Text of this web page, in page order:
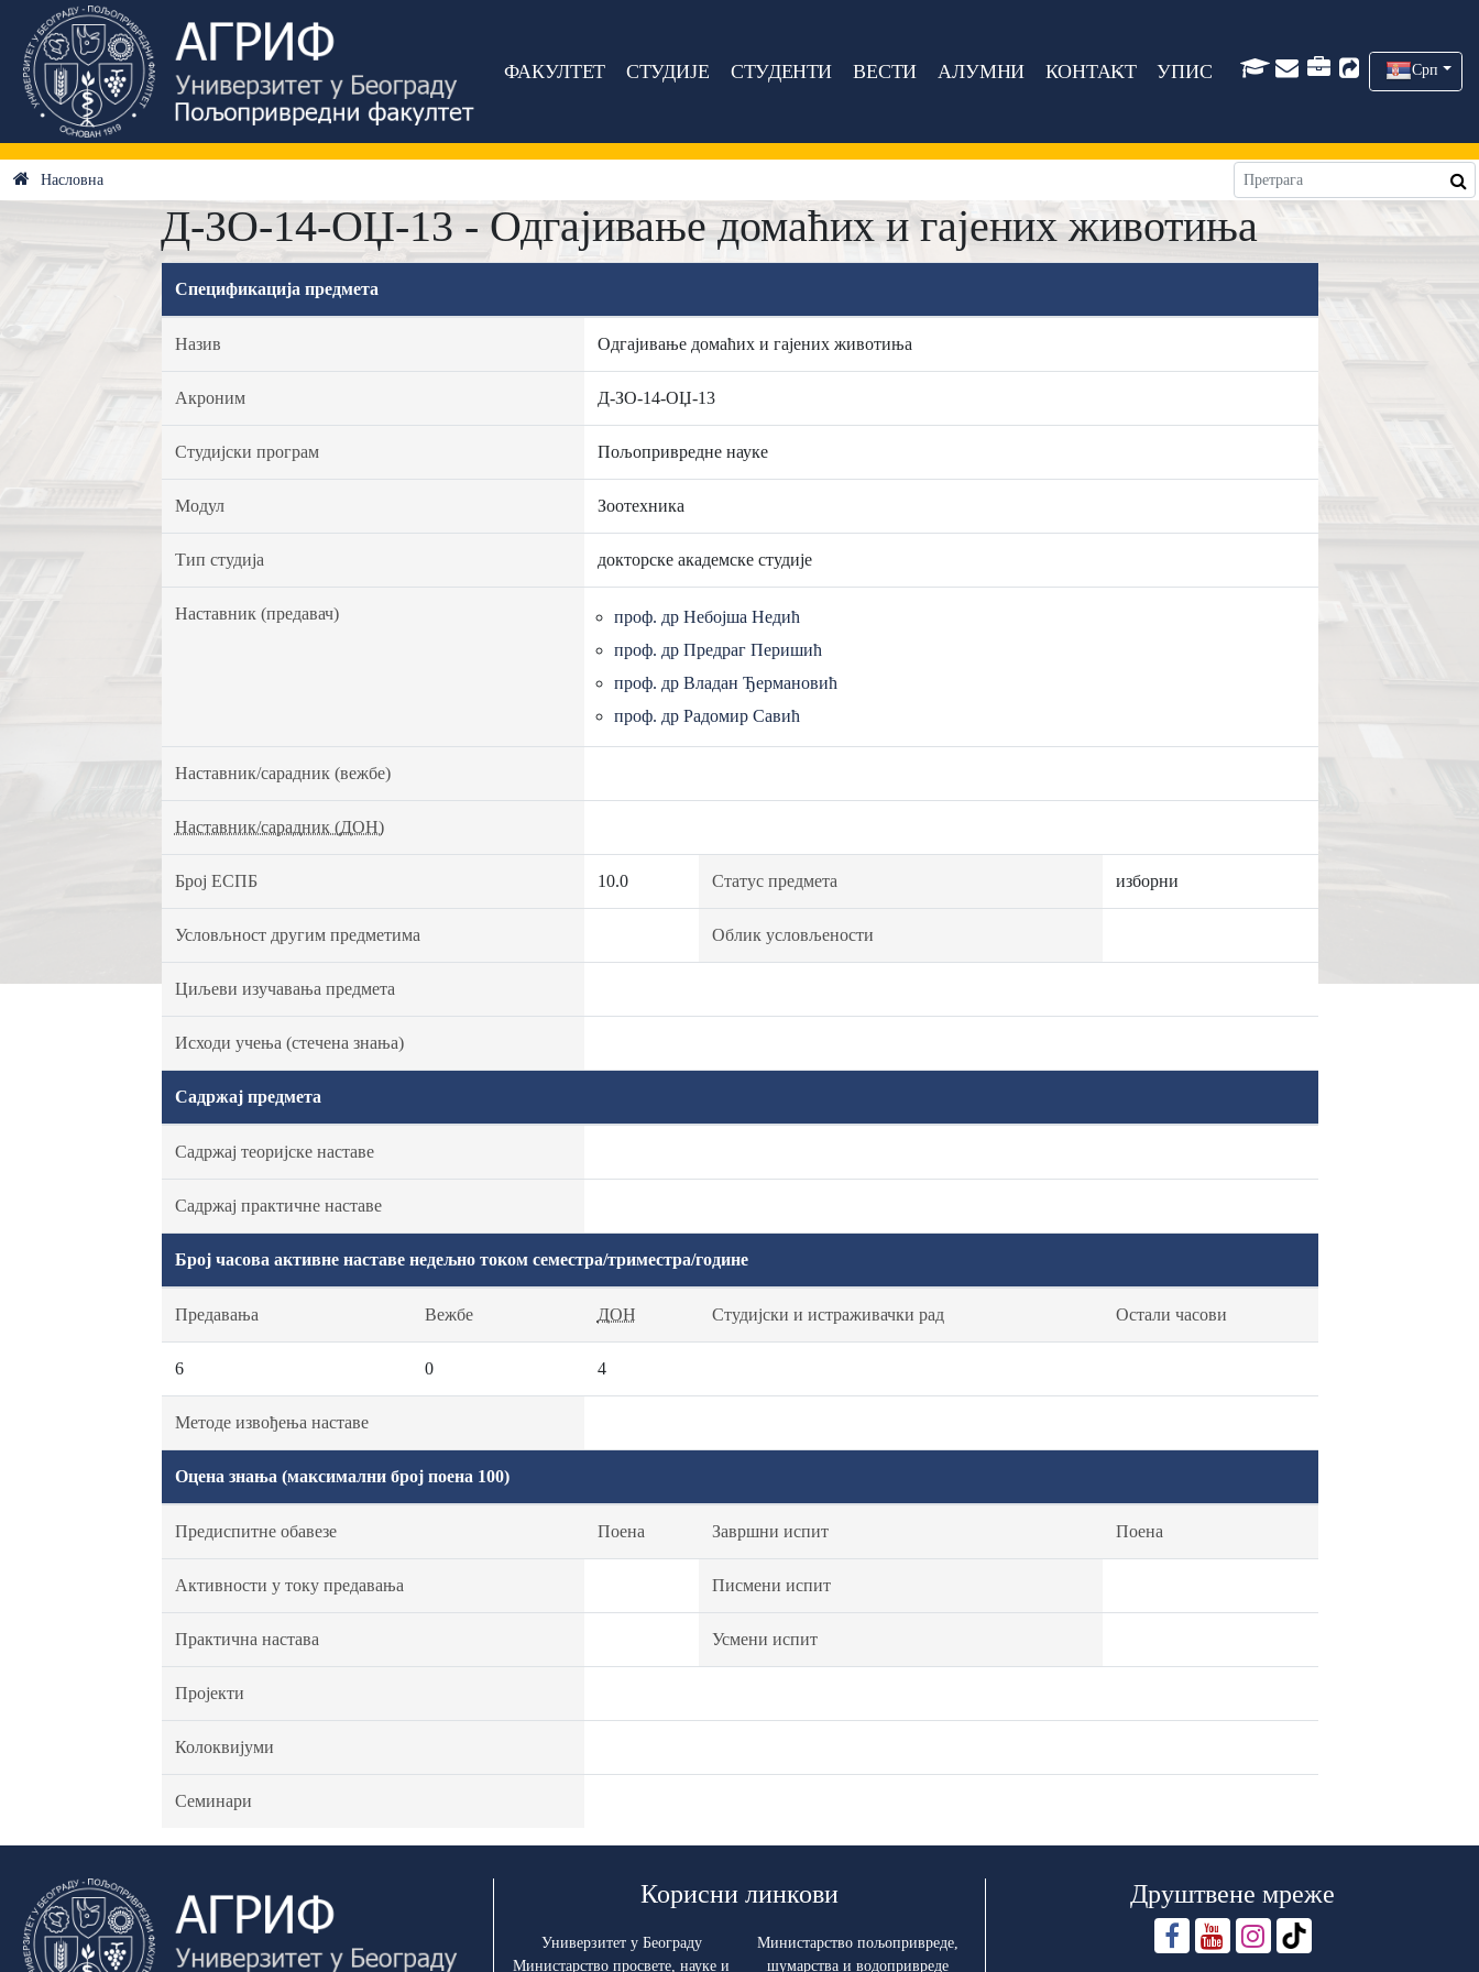
ФАКУЛТЕТ СТУДИЈЕ СТУДЕНТИ ВЕСТИ АЛУМНИ КОНТАКТ УПИС Срп
Насловна
Д-ЗО-14-ОЏ-13 - Одгајивање домаћих и гајених животиња
Спецификација предмета
Назив Одгајивање домаћих и гајених животиња
Акроним Д-ЗО-14-ОЏ-13
Студијски програм Пољопривредне науке
Модул Зоотехника
Тип студија докторске академске студије
Наставник (предавач)
проф. др Небојша Недић
проф. др Предраг Перишић
проф. др Владан Ђермановић
проф. др Радомир Савић
Наставник/сарадник (вежбе)
Наставник/сарадник (ДОН)
Број ЕСПБ 10.0 Статус предмета изборни
Условљност другим предметима Облик условљености
Циљеви изучавања предмета
Исходи учења (стечена знања)
Садржај предмета
Садржај теоријске наставе
Садржај практичне наставе
Број часова активне наставе недељно током семестра/триместра/године
Предавања Вежбе ДОН Студијски и истраживачки рад Остали часови
6 0 4
Методе извођења наставе
Оцена знања (максимални број поена 100)
Предиспитне обавезе Поена Завршни испит Поена
Активности у току предавања Писмени испит
Практична настава Усмени испит
Пројекти
Колоквијуми
Семинари
Корисни линкови
Универзитет у Београду
Министарство просвете, науке и
Министарство пољопривреде,
шумарства и водопривреде
Друштвене мреже